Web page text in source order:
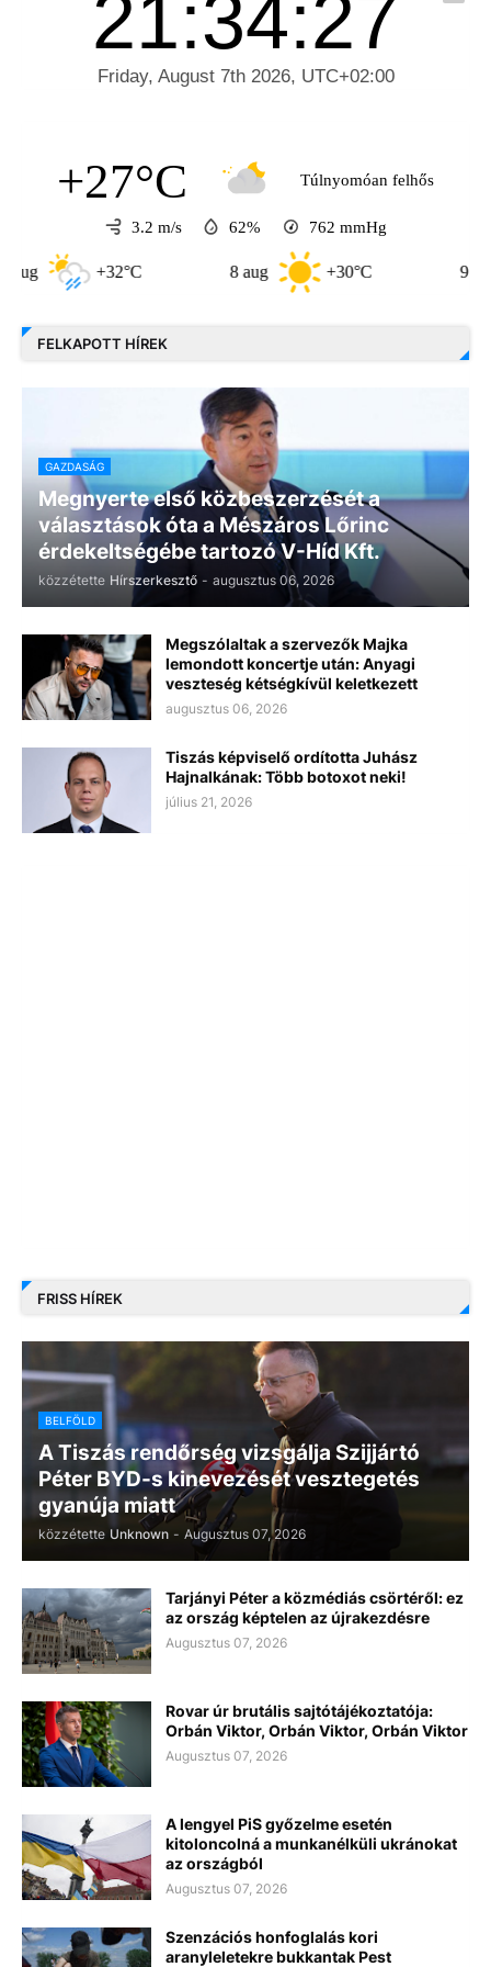
+27°C Túlnyomóan felhős
3.2 m/s 62% 762 mmHg
+32°C +30°C
FELKAPOTT HÍREK
GAZDASÁG
Megnyerte első közbeszerzését a
választások óta a Mészáros Lőrinc
érdekeltségébe tartozó V-Híd Kft.
közzétette Hírszerkesztő - augusztus 06, 2026
Megszólaltak a szervezők Majka
lemondott koncertje után: Anyagi
veszteség kétségkívül keletkezett
augusztus 06, 2026
Tiszás képviselő ordította Juhász
Hajnalkának: Több botoxot neki!
július 21, 2026
FRISS HÍREK
BELFÖLD
A Tiszás rendőrség vizsgálja Szijjártó
Péter BYD-s kinevezését vesztegetés
gyanúja miatt
közzétette Unknown - Augusztus 07, 2026
Tarjányi Péter a közmédiás csörtéről: ez
az ország képtelen az újrakezdésre
Augusztus 07, 2026
Rovar úr brutális sajtótájékoztatója:
Orbán Viktor, Orbán Viktor, Orbán Viktor
Augusztus 07, 2026
A lengyel PiS győzelme esetén
kitoloncolná a munkanélküli ukránokat
az országból
Augusztus 07, 2026
Szenzációs honfoglalás kori
aranyleletekre bukkantak Pest